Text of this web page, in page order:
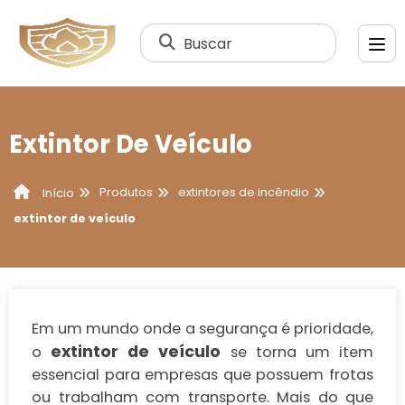
Buscar
Extintor De Veículo
Início Produtos
extintores de incêndio
extintor de veículo
Em um mundo onde a segurança é prioridade,
o extintor de veículo se torna um item
essencial para empresas que possuem frotas
ou trabalham com transporte. Mais do que